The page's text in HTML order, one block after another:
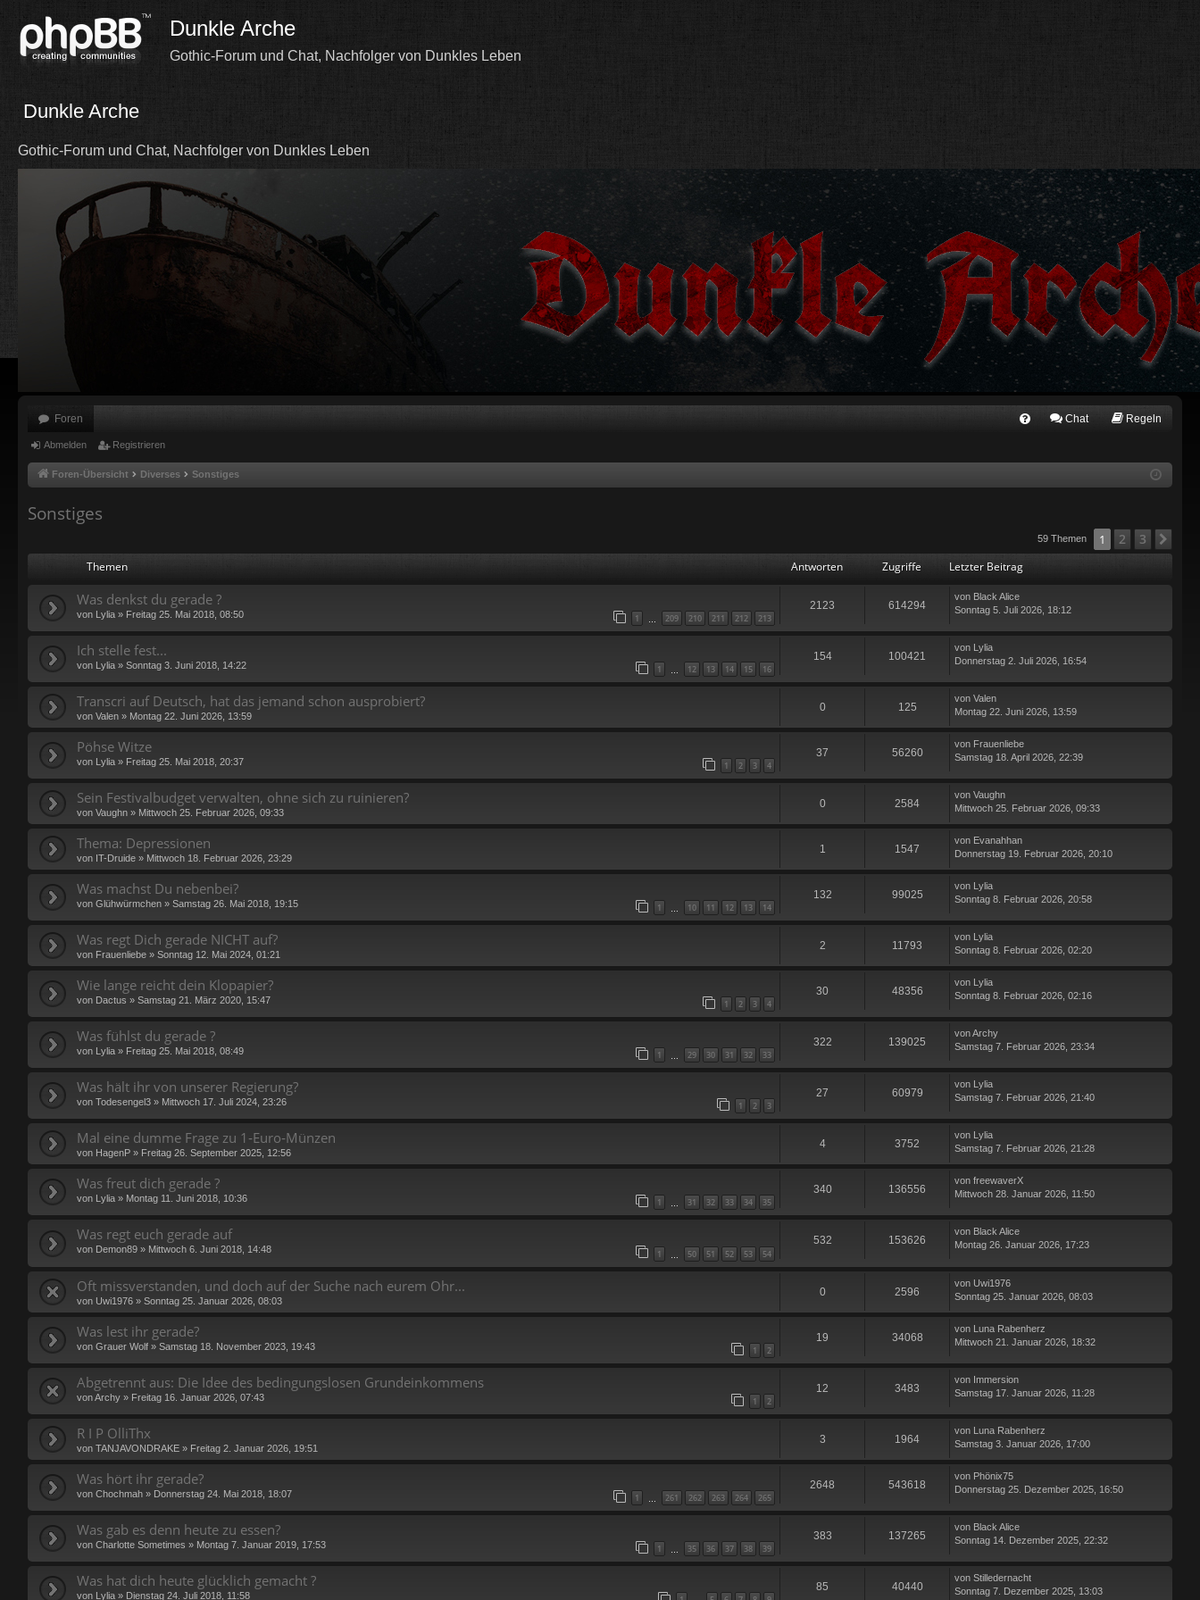
Dunkle Arche
Gothic-Forum und Chat, Nachfolger von Dunkles Leben
Dunkle Arche
Gothic-Forum und Chat, Nachfolger von Dunkles Leben
Foren Chat Regeln
Abmelden Registrieren
Foren-Übersicht Diverses Sonstiges
Sonstiges
59 Themen 1 2 3
Themen Antworten Zugriffe Letzter Beitrag
Was denkst du gerade ?
von Lylia » Freitag 25. Mai 2018, 08:50 1 209 210 211 212 213
2123 614294
von Black Alice
Sonntag 5. Juli 2026, 18:12
Ich stelle fest...
von Lylia » Sonntag 3. Juni 2018, 14:22 1 12 13 14 15 16
154 100421
von Lylia
Donnerstag 2. Juli 2026, 16:54
Transcri auf Deutsch, hat das jemand schon ausprobiert?
von Valen » Montag 22. Juni 2026, 13:59
0 125
von Valen
Montag 22. Juni 2026, 13:59
Pöhse Witze
von Lylia » Freitag 25. Mai 2018, 20:37 1 2 3 4
37 56260
von Frauenliebe
Samstag 18. April 2026, 22:39
Sein Festivalbudget verwalten, ohne sich zu ruinieren?
von Vaughn » Mittwoch 25. Februar 2026, 09:33
0 2584
von Vaughn
Mittwoch 25. Februar 2026, 09:33
Thema: Depressionen
von IT-Druide » Mittwoch 18. Februar 2026, 23:29
1 1547
von Evanahhan
Donnerstag 19. Februar 2026, 20:10
Was machst Du nebenbei?
von Glühwürmchen » Samstag 26. Mai 2018, 19:15 1 … 10 11 12 13 14
132 99025
von Lylia
Sonntag 8. Februar 2026, 20:58
Was regt Dich gerade NICHT auf?
von Frauenliebe » Sonntag 12. Mai 2024, 01:21
2 11793
von Lylia
Sonntag 8. Februar 2026, 02:20
Wie lange reicht dein Klopapier?
von Dactus » Samstag 21. März 2020, 15:47 1 2 3 4
30 48356
von Lylia
Sonntag 8. Februar 2026, 02:16
Was fühlst du gerade ?
von Lylia » Freitag 25. Mai 2018, 08:49 1 … 29 30 31 32 33
322 139025
vonArchy
Samstag 7. Februar 2026, 23:34
Was hält ihr von unserer Regierung?
von Todesengel3 » Mittwoch 17. Juli 2024, 23:26 1 2 3
27 60979
von
Lylia
Samstag 7. Februar 2026, 21:40
Mal eine dumme Frage zu 1‑Euro‑Münzen
von HagenP » Freitag 26. September 2025, 12:56
4 3752
von
Lylia
Samstag 7. Februar 2026, 21:28
Was freut dich gerade ?
von Lylia » Montag 11. Juni 2018, 10:36 1 … 31 32 33 34 35
340 136556
von freewaverX
Mittwoch 28. Januar 2026, 11:50
Was regt euch gerade auf
von Demon89 » Mittwoch 6. Juni 2018, 14:48 1 50 51 52 53 54
532 153626
von Black Alice
Montag 26. Januar 2026, 17:23
Oft missverstanden, und doch auf der Suche nach eurem Ohr...
von Uwi1976 » Sonntag 25. Januar 2026, 08:03
0 2596
von Uwi1976
Sonntag 25. Januar 2026, 08:03
Was lest ihr gerade?
von Grauer Wolf » Samstag 18. November 2023, 19:43 1 2
19 34068
von Luna Rabenherz
Mittwoch 21. Januar 2026, 18:32
Abgetrennt aus: Die Idee des bedingungslosen Grundeinkommens
vonArchy » Freitag 16. Januar 2026, 07:43 1 2
12 3483
von Immersion
Samstag 17. Januar 2026, 11:28
R I P OlliThx
von TANJAVONDRAKE » Freitag 2. Januar 2026, 19:51
3 1964
von Luna Rabenherz
Samstag 3. Januar 2026, 17:00
Was hört ihr gerade?
von Chochmah » Donnerstag 24. Mai 2018, 18:07 1 261 262 263 264 265
2648 543618
von Phönix75
Donnerstag 25. Dezember 2025, 16:50
Was gab es denn heute zu essen?
von Charlotte Sometimes » Montag 7. Januar 2019, 17:53 1 35 36 37 38 39
383 137265
von Black Alice
Sonntag 14. Dezember 2025, 22:32
Was hat dich heute glücklich gemacht ?
von Lylia » Dienstag 24. Juli 2018, 11:58
85 40440
von Stilledernacht
Sonntag 7. Dezember 2025, 13:03